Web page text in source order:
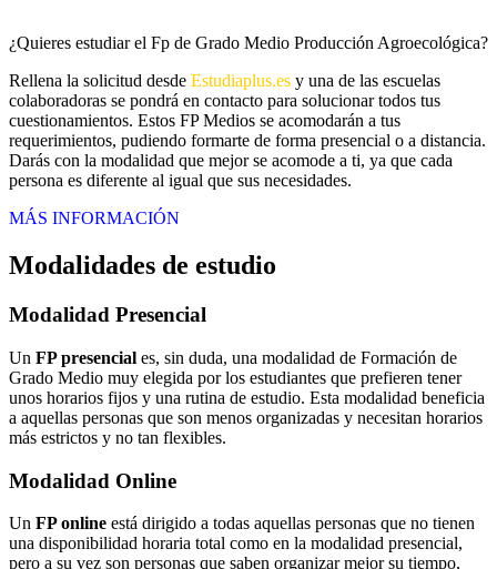
¿Quieres estudiar el Fp de Grado Medio Producción Agroecológica?
Rellena la solicitud desde Estudiaplus.es y una de las escuelas
colaboradoras se pondrá en contacto para solucionar todos tus
cuestionamientos. Estos FP Medios se acomodarán a tus
requerimientos, pudiendo formarte de forma presencial o a distancia.
Darás con la modalidad que mejor se acomode a ti, ya que cada
persona es diferente al igual que sus necesidades.
MÁS INFORMACIÓN
Modalidades de estudio
Modalidad Presencial
Un FP presencial es, sin duda, una modalidad de Formación de
Grado Medio muy elegida por los estudiantes que prefieren tener
unos horarios fijos y una rutina de estudio. Esta modalidad beneficia
a aquellas personas que son menos organizadas y necesitan horarios
más estrictos y no tan flexibles.
Modalidad Online
Un FP online está dirigido a todas aquellas personas que no tienen
una disponibilidad horaria total como en la modalidad presencial,
pero a su vez son personas que saben organizar mejor su tiempo,